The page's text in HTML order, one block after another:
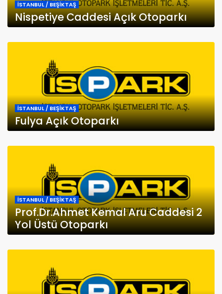
İSTANBUL / BEŞİKTAŞ
Nispetiye Caddesi Açık Otoparkı
İSTANBUL / BEŞİKTAŞ
Fulya Açık Otoparkı
İSTANBUL / BEŞİKTAŞ
Prof.Dr.Ahmet Kemal Aru Caddesi 2
Yol Üstü Otoparkı